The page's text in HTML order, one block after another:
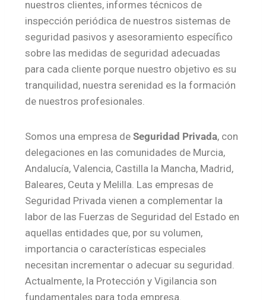
nuestros clientes, informes técnicos de
inspección periódica de nuestros sistemas de
seguridad pasivos y asesoramiento específico
sobre las medidas de seguridad adecuadas
para cada cliente porque nuestro objetivo es su
tranquilidad, nuestra serenidad es la formación
de nuestros profesionales.
Somos una empresa de Seguridad Privada, con
delegaciones en las comunidades de Murcia,
Andalucía, Valencia, Castilla la Mancha, Madrid,
Baleares, Ceuta y Melilla. Las empresas de
Seguridad Privada vienen a complementar la
labor de las Fuerzas de Seguridad del Estado en
aquellas entidades que, por su volumen,
importancia o características especiales
necesitan incrementar o adecuar su seguridad.
Actualmente, la Protección y Vigilancia son
fundamentales para toda empresa.